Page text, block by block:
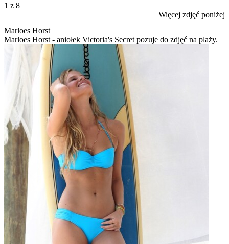
1 z 8
Więcej zdjęć poniżej
Marloes Horst
Marloes Horst - aniołek Victoria's Secret pozuje do zdjęć na plaży.